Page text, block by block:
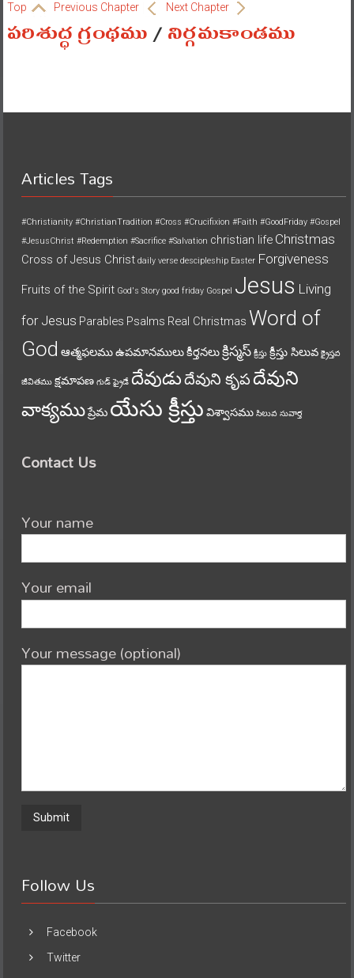
Top Previous Chapter Next Chapter
పరిశుద్ధ గ్రంథము/నిర్గమకాండము
Articles Tags
#Christianity #ChristianTradition #Cross #Crucifixion #Faith #GoodFriday #Gospel
#JesusChrist #Redemption #Sacrifice #Salvation christian life Christmas
Cross of Jesus Christ daily verse descipleship Easter Forgiveness
Fruits of the Spirit God's Story good friday Gospel Jesus Living
for Jesus Parables Psalms Real Christmas Word of
God ఆత్మఫలముఉపమానములుకీర్తనలుక్రిస్మస్ క్రీస్తు క్రీస్తు సిలువ క్రైస్తవ
జీవితము క్షమాపణ గుడ్ ఫ్రైడే దేవుడుదేవుని కృపదేవుని
వాక్యముప్రేమ యేసు క్రీస్తు విశ్వాసము సిలువ సువార్త
Contact Us
Your name
Your email
Your message (optional)
Follow Us
Facebook
Twitter